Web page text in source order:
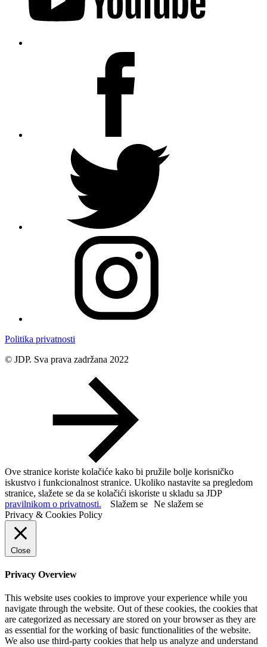
Politika privatnosti
© JDP. Sva prava zadržana 2022
Ove stranice koriste kolačiće kako bi pružile bolje korisničko
iskustvo i funkcionalnost stranice. Ukoliko nastavite sa pregledom
stranice, slažete se da se kolačići iskoriste u skladu sa JDP
pravilnikom o privatnosti.
Slažem se Ne slažem se
Privacy & Cookies Policy
Close
Privacy Overview
This website uses cookies to improve your experience while you
navigate through the website. Out of these cookies, the cookies that
are categorized as necessary are stored on your browser as they are
as essential for the working of basic functionalities of the website.
We also use third-party cookies that help us analyze and understand